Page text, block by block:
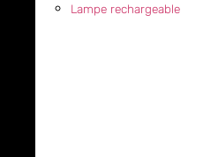
Lampe rechargeable